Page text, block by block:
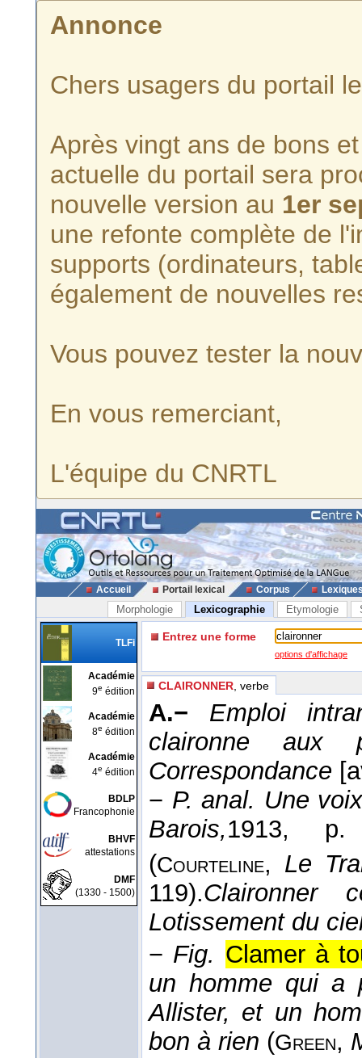
Annonce
Chers usagers du portail
Après vingt ans de bons
actuelle du portail sera
nouvelle version au 1er
une refonte complète de
supports (ordinateurs,
également de nouvelles
Vous pouvez tester la
En vous remerciant,
L'équipe du CNRTL
Accueil Portail lexical Corpus
Morphologie Lexicographie Etymologie
TLFi
Académie
9e édition
Académie
8e édition
Académie
4e édition
BDLP
Francophonie
BHVF
attestations
DMF
(1330 - 1500)
Entrez une forme
options d'affichage
CLAIRONNER , verbe
A.−
Emploi
claironne aux
Correspondance
− P. anal. Une
Barois,1913, p.
(Courteline, Le
119).Claironner
Lotissement du
− Fig. Clamer à
un homme qui a
Allister, et un
bon à rien (Green,